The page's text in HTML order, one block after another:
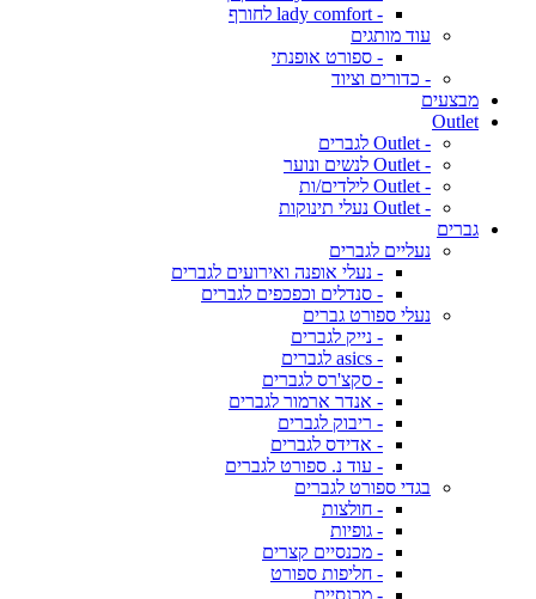
- lady comfort לחורף
עוד מותגים
- ספורט אופנתי
- כדורים וציוד
מבצעים
Outlet
- Outlet לגברים
- Outlet לנשים ונוער
- Outlet לילדים/ות
- Outlet נעלי תינוקות
גברים
נעליים לגברים
- נעלי אופנה ואירועים לגברים
- סנדלים וכפכפים לגברים
נעלי ספורט גברים
- נייק לגברים
- asics לגברים
- סקצ'רס לגברים
- אנדר ארמור לגברים
- ריבוק לגברים
- אדידס לגברים
- עוד נ. ספורט לגברים
בגדי ספורט לגברים
- חולצות
- גופיות
- מכנסיים קצרים
- חליפות ספורט
- מכנסיים